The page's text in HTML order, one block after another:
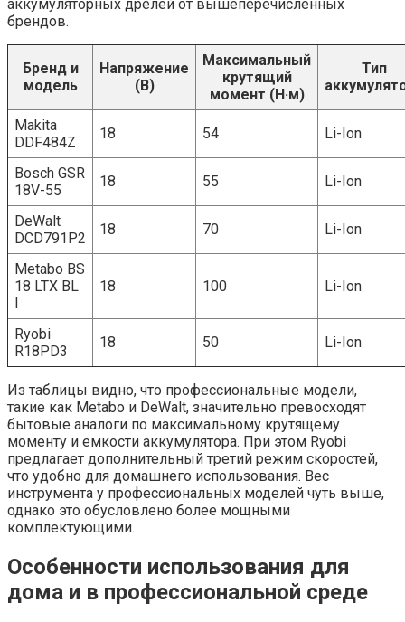
аккумуляторных дрелей от вышеперечисленных
брендов.
Бренд и
модель
Напряжение
(В)
Максимальный
крутящий
момент (Н·м)
Тип
Makita
DDF484Z
18 54 Li-Ion
Bosch GSR
18V-55
18 55 Li-Ion
DeWalt
DCD791P2
18 70 Li-Ion
Metabo BS
18 LTX BL
18 100 Li-Ion
Ryobi
R18PD3
18 50 Li-Ion
Из таблицы видно, что профессиональные модели,
такие как Metabo и DeWalt, значительно превосходят
бытовые аналоги по максимальному крутящему
моменту и емкости аккумулятора. При этом Ryobi
предлагает дополнительный третий режим скоростей,
что удобно для домашнего использования. Вес
инструмента у профессиональных моделей чуть выше,
однако это обусловлено более мощными
комплектующими.
Особенности использования для
дома и в профессиональной среде